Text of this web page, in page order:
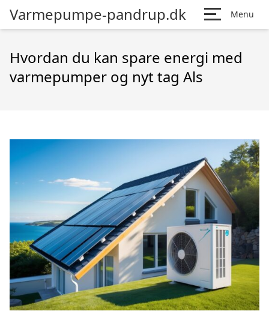
Varmepumpe-pandrup.dk Menu
Hvordan du kan spare energi med
varmepumper og nyt tag Als